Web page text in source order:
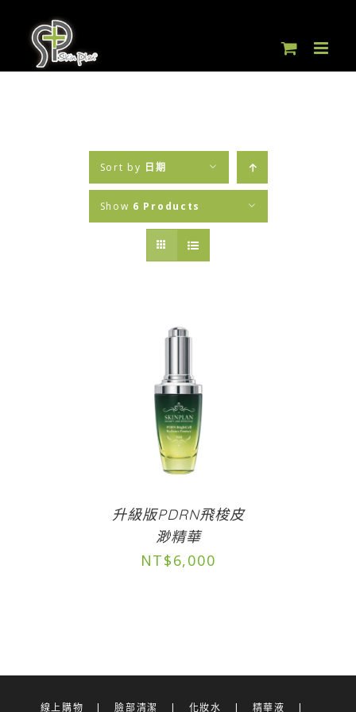
content
Sort by 日期
Show 6 Products
升級版PDRN飛梭皮
渺精華
NT$6,000
線上購物 臉部清潔 化妝水 精華液